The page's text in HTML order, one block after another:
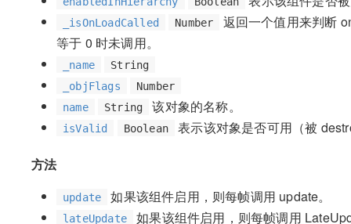
_isOnLoadCalled Number
返回一个值用来判断
等于 0 时未调用。
_name
String
_objFlags
Number
name
String 该对象的名称。
isValid Boolean 表示该对象是否可用（被
方法
update 如果该组件启用，则每帧调用 update。
lateUpdate 如果该组件启用，则每帧调用